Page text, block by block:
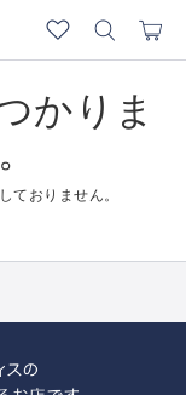
かりま
ておりません。